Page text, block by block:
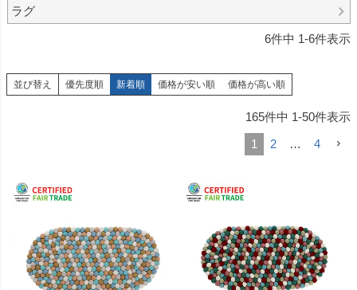
ラグ
6件中 1-6件表示
並び替え 優先度順 新着順 価格が安い順 価格が高い順
165件中 1-50件表示
1
2 … 4